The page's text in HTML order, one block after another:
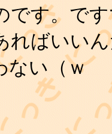
です。で
ればいい
ない（ｗ